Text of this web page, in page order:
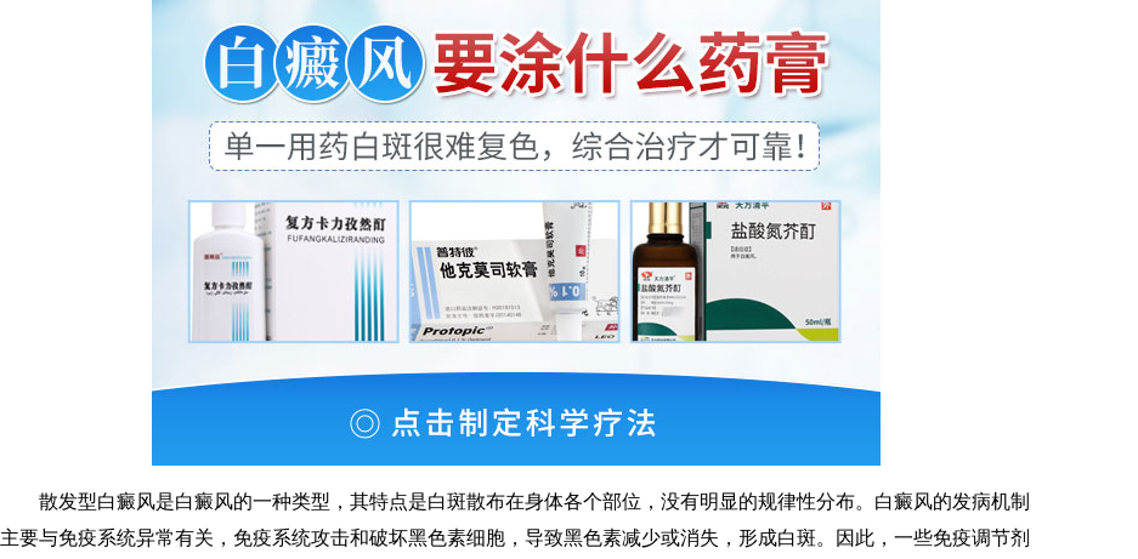
散发型白癜风是白癜风的一种类型，其特点是白斑散布在身体各个部位，没有明显的规律性分布。白癜风的发病机制
主要与免疫系统异常有关，免疫系统攻击和破坏黑色素细胞，导致黑色素减少或消失，形成白斑。因此，一些免疫调节剂